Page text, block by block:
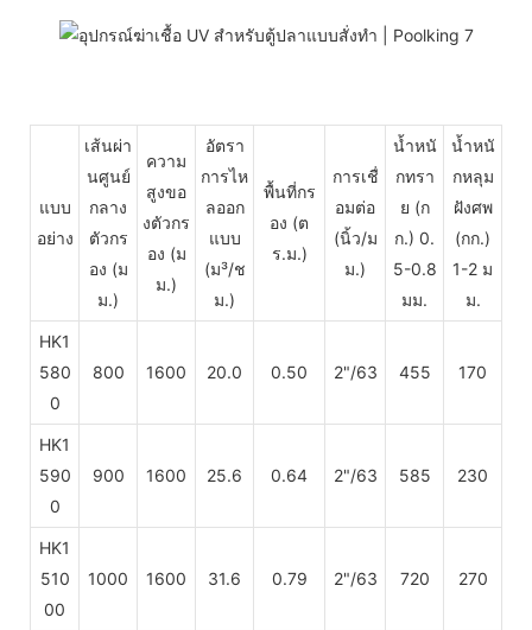
แบบ
อย่าง
เส้นผ่า
นศูนย์
กลาง
ตัวกร
อง (ม
ม.)
ความ
สูงขอ
งตัวกร
อง (ม
ม.)
อัตรา
การไห
ลออก
แบบ
(ม³/ช
ม.)
พื้นที่กร
อง (ต
ร.ม.)
การเชื่
อมต่อ
(นิ้ว/ม
ม.)
น้ำหนั
กทรา
ย (ก
ก.) 0.
5-0.8
มม.
น้ำหนั
กหลุม
ฝังศพ
(กก.)
1-2 ม
ม.
HK1
580
0
800 1600 20.0 0.50 2"/63 455 170
HK1
590
0
900 1600 25.6 0.64 2"/63 585 230
HK1
510
00
1000 1600 31.6 0.79 2"/63 720 270